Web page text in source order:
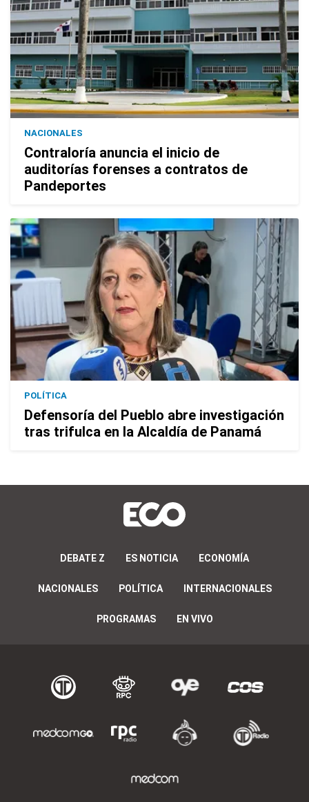
NACIONALES
Contraloría anuncia el inicio de
auditorías forenses a contratos de
Pandeportes
POLÍTICA
Defensoría del Pueblo abre investigación
tras trifulca en la Alcaldía de Panamá
DEBATE Z ES NOTICIA ECONOMÍA
NACIONALES POLÍTICA INTERNACIONALES
PROGRAMAS EN VIVO